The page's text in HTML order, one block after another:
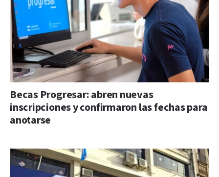
Becas Progresar: abren nuevas
inscripciones y confirmaron las fechas para
anotarse